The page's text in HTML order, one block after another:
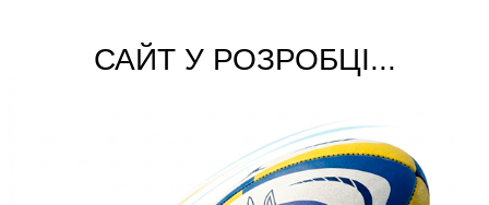
САЙТ У РОЗРОБЦІ...